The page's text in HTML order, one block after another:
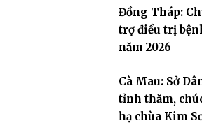
Đồng Tháp:
trợ điều trị
năm 2026
Cà Mau: Sở
tỉnh thăm,
hạ chùa Kim